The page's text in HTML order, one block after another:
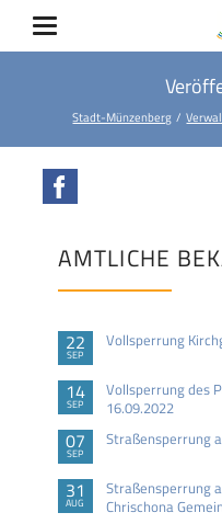
Stadt-Münzenberg
AMTLICHE
22
SEP
Vollsperrung
14
SEP
Vollsperrung des
16.09.2022
07
SEP
Straßensperrung
31
AUG
Straßensperrung
Chrischona